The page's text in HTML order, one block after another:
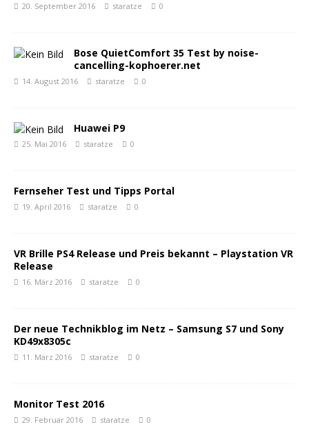
20. September 2016 staratze 0
Bose QuietComfort 35 Test by noise-
cancelling-kophoerer.net
14. August 2016 staratze 0
Huawei P9
25. Mai 2016 staratze 0
Fernseher Test und Tipps Portal
19. April 2016 staratze 0
VR Brille PS4 Release und Preis bekannt – Playstation VR
Release
16. März 2016 staratze 0
Der neue Technikblog im Netz – Samsung S7 und Sony
KD49x8305c
11. März 2016 staratze 0
Monitor Test 2016
29. Februar 2016 staratze 0